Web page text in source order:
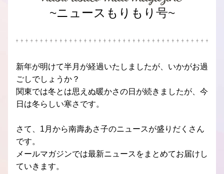
~ニュースもりもり 号~
新年が明けて半月が経過いたしましたが、いかがお過
ごしでしょうか？
関東では冬とは思えぬ暖かさの日が続きましたが、今
日は冬らしい寒さです。
さて、1月から南壽あさ子のニュースが盛りだくさん
です。
メールマガジンでは最新ニュースをまとめてお届けし
ていきます。